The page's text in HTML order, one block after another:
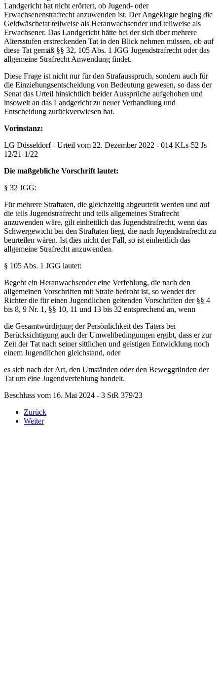
Landgericht hat nicht erörtert, ob Jugend- oder
Erwachsenenstrafrecht anzuwenden ist. Der Angeklagte beging die
Geldwäschetat teilweise als Heranwachsender und teilweise als
Erwachsener. Das Landgericht hätte bei der sich über mehrere
Altersstufen erstreckenden Tat in den Blick nehmen müssen, ob auf
diese Tat gemäß §§ 32, 105 Abs. 1 JGG Jugendstrafrecht oder das
allgemeine Strafrecht Anwendung findet.
Diese Frage ist nicht nur für den Strafausspruch, sondern auch für
die Einziehungsentscheidung von Bedeutung gewesen, so dass der
Senat das Urteil hinsichtlich beider Aussprüche aufgehoben und
insoweit an das Landgericht zu neuer Verhandlung und
Entscheidung zurückverwiesen hat.
Vorinstanz:
LG Düsseldorf - Urteil vom 22. Dezember 2022 - 014 KLs-52 Js
12/21-1/22
Die maßgebliche Vorschrift lautet:
§ 32 JGG:
Für mehrere Straftaten, die gleichzeitig abgeurteilt werden und auf
die teils Jugendstrafrecht und teils allgemeines Strafrecht
anzuwenden wäre, gilt einheitlich das Jugendstrafrecht, wenn das
Schwergewicht bei den Straftaten liegt, die nach Jugendstrafrecht zu
beurteilen wären. Ist dies nicht der Fall, so ist einheitlich das
allgemeine Strafrecht anzuwenden.
§ 105 Abs. 1 JGG lautet:
Begeht ein Heranwachsender eine Verfehlung, die nach den
allgemeinen Vorschriften mit Strafe bedroht ist, so wendet der
Richter die für einen Jugendlichen geltenden Vorschriften der §§ 4
bis 8, 9 Nr. 1, §§ 10, 11 und 13 bis 32 entsprechend an, wenn
die Gesamtwürdigung der Persönlichkeit des Täters bei
Berücksichtigung auch der Umweltbedingungen ergibt, dass er zur
Zeit der Tat nach seiner sittlichen und geistigen Entwicklung noch
einem Jugendlichen gleichstand, oder
es sich nach der Art, den Umständen oder den Beweggründen der
Tat um eine Jugendverfehlung handelt.
Beschluss vom 16. Mai 2024 - 3 StR 379/23
Zurück
Weiter